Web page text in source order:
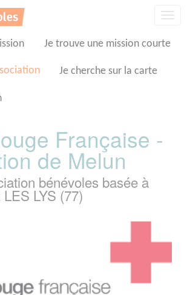
Je trouve une mission courte
Je cherche sur la carte
Française -
de Melun
bénévoles basée à
LYS (77)
cookies